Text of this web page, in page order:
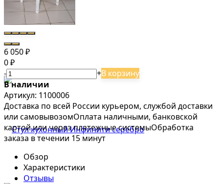
6 050 ₽
0 ₽
- +В корзину
В наличии
Артикул: 1100006
Доставка по всей России курьером, службой доставки
или самовывозомОплата наличными, банковской
картой или через платежные системыОбработка
заказа в течении 15 минут
Обзор
Характеристики
Отзывы